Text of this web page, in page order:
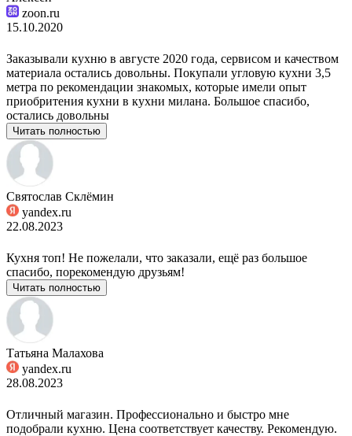
zoon.ru
15.10.2020
Заказывали кухню в августе 2020 года, сервисом и качеством
материала остались довольны. Покупали угловую кухни 3,5
метра по рекомендации знакомых, которые имели опыт
приобритения кухни в кухни милана. Большое спасибо,
остались довольны
Читать полностью
Святослав Склёмин
yandex.ru
22.08.2023
Кухня топ! Не пожелали, что заказали, ещё раз большое
спасибо, порекомендую друзьям!
Читать полностью
Татьяна Малахова
yandex.ru
28.08.2023
Отличный магазин. Профессионально и быстро мне
подобрали кухню. Цена соответствует качеству. Рекомендую.